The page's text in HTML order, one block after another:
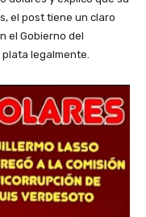
el post tiene un claro
el Gobierno del
legalmente.